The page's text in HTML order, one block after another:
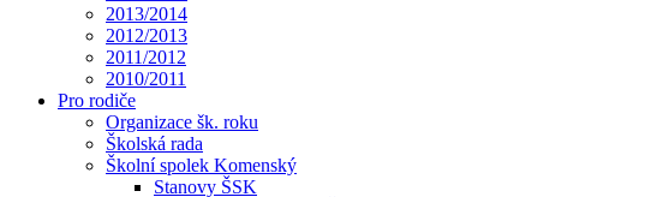
2013/2014
2012/2013
2011/2012
2010/2011
Pro rodiče
Organizace šk. roku
Školská rada
Školní spolek Komenský
Stanovy ŠSK